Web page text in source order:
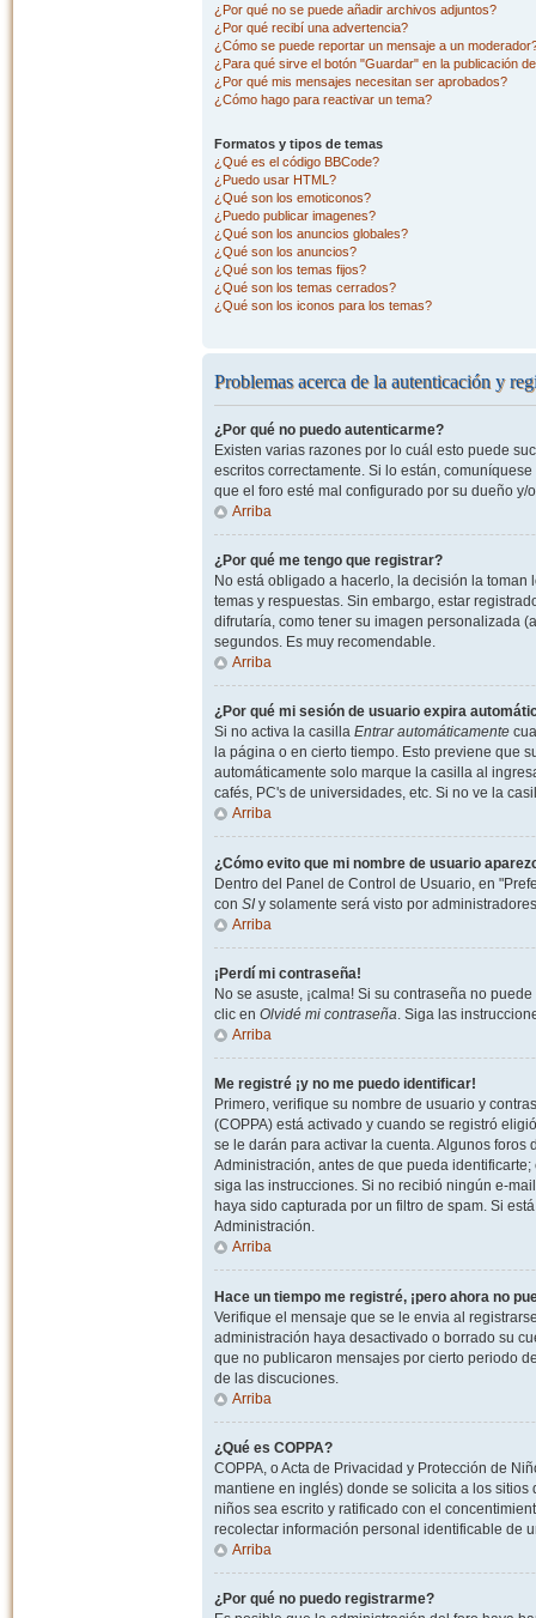
¿Por qué no se puede añadir archivos adjuntos?
¿Por qué recibí una advertencia?
¿Cómo se puede reportar un mensaje a un
¿Para qué sirve el botón "Guardar" en la publicación
¿Por qué mis mensajes necesitan ser aprobados?
¿Cómo hago para reactivar un tema?
Formatos y tipos de temas
¿Qué es el código BBCode?
¿Puedo usar HTML?
¿Qué son los emoticonos?
¿Puedo publicar imagenes?
¿Qué son los anuncios globales?
¿Qué son los anuncios?
¿Qué son los temas fijos?
¿Qué son los temas cerrados?
¿Qué son los iconos para los temas?
Problemas acerca de la autenticación y
¿Por qué no puedo autenticarme?
Existen varias razones por lo cuál esto puede
escritos correctamente. Si lo están,
que el foro esté mal configurado por su dueño
Arriba
¿Por qué me tengo que registrar?
No está obligado a hacerlo, la decisión la
temas y respuestas. Sin embargo, estar
difrutaría, como tener su imagen personalizada
segundos. Es muy recomendable.
Arriba
¿Por qué mi sesión de usuario expira
Si no activa la casilla Entrar automáticamente
la página o en cierto tiempo. Esto previene que
automáticamente solo marque la casilla al
cafés, PC's de universidades, etc. Si no ve la
Arriba
¿Cómo evito que mi nombre de usuario
Dentro del Panel de Control de Usuario, en
con SIy solamente será visto por
Arriba
¡Perdí mi contraseña!
No se asuste, ¡calma! Si su contraseña no
clic en Olvidé mi contraseña. Siga las
Arriba
Me registré ¡y no me puedo identificar!
Primero, verifique su nombre de usuario y
(COPPA) está activado y cuando se registró
se le darán para activar la cuenta. Algunos
Administración, antes de que pueda
siga las instrucciones. Si no recibió ningún e-
haya sido capturada por un filtro de spam. Si
Administración.
Arriba
Hace un tiempo me registré, ¡pero ahora no
Verifique el mensaje que se le envia al
administración haya desactivado o borrado su
que no publicaron mensajes por cierto periodo
de las discuciones.
Arriba
¿Qué es COPPA?
COPPA, o Acta de Privacidad y Protección de
mantiene en inglés) donde se solicita a los
niños sea escrito y ratificado con el
recolectar información personal identificable de
Arriba
¿Por qué no puedo registrarme?